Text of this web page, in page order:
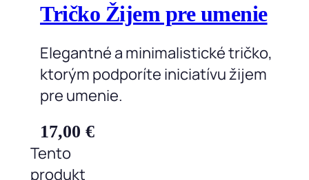
Tričko Žijem pre umenie
Elegantné a minimalistické tričko,
ktorým podporíte iniciatívu žijem
pre umenie.
17,00 €
Tento
produkt